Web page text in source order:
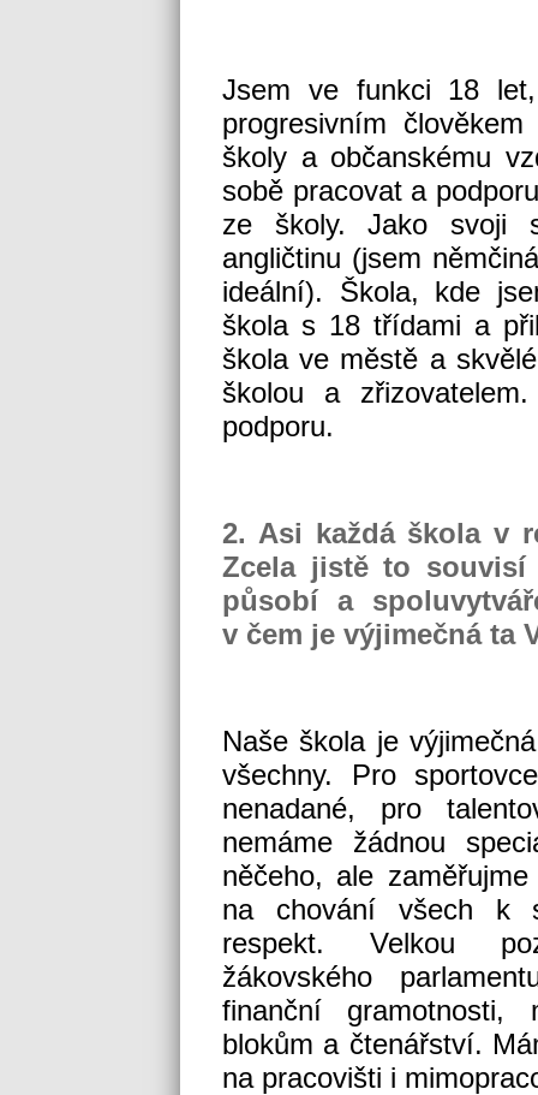
Jsem ve funkci 18
progresivním
školy a občanskému
sobě pracovat a
ze školy. Jako svoji
angličtinu (jsem
ideální). Škola, kde
škola s 18 třídami a
škola ve městě a
školou a
podporu.
2. Asi každá škola v
Zcela jistě to
působí a
v čem je výjimečná ta
Naše škola je
všechny. Pro
nenadané, pro
nemáme žádnou
něčeho, ale
na chování všech k
respekt. Velkou
žákovského
finanční gramotnosti,
blokům a čtenářství.
na pracovišti i